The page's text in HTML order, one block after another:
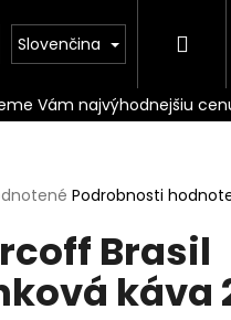
Doprava
Slovenčina
Podrobnosti
Brasil
káva